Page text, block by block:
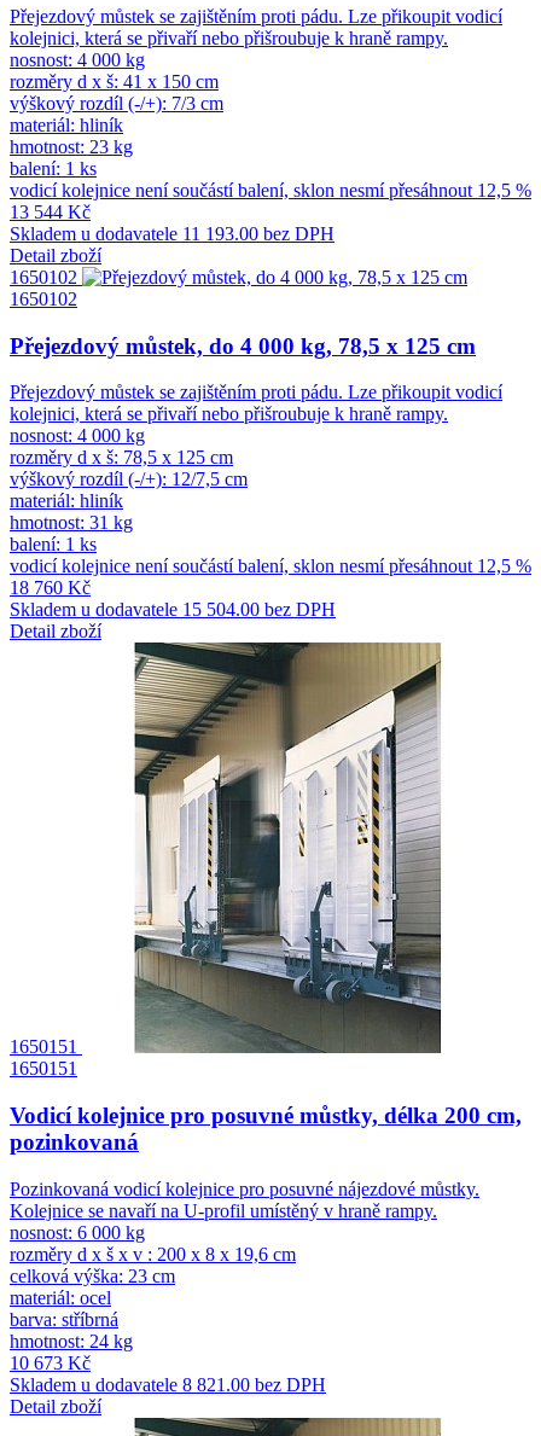
Přejezdový můstek se zajištěním proti pádu. Lze přikoupit vodicí
kolejnici, která se přivaří nebo přišroubuje k hraně rampy.
nosnost: 4 000 kg
rozměry d x š: 41 x 150 cm
výškový rozdíl (-/+): 7/3 cm
materiál: hliník
hmotnost: 23 kg
balení: 1 ks
vodicí kolejnice není součástí balení, sklon nesmí přesáhnout 12,5 %
13 544 Kč
Skladem u dodavatele 11 193.00 bez DPH
Detail zboží
1650102
1650102
Přejezdový můstek, do 4 000 kg, 78,5 x 125 cm
Přejezdový můstek se zajištěním proti pádu. Lze přikoupit vodicí
kolejnici, která se přivaří nebo přišroubuje k hraně rampy.
nosnost: 4 000 kg
rozměry d x š: 78,5 x 125 cm
výškový rozdíl (-/+): 12/7,5 cm
materiál: hliník
hmotnost: 31 kg
balení: 1 ks
vodicí kolejnice není součástí balení, sklon nesmí přesáhnout 12,5 %
18 760 Kč
Skladem u dodavatele 15 504.00 bez DPH
Detail zboží
1650151
1650151
Vodicí kolejnice pro posuvné můstky, délka 200 cm,
pozinkovaná
Pozinkovaná vodicí kolejnice pro posuvné nájezdové můstky.
Kolejnice se navaří na U-profil umístěný v hraně rampy.
nosnost: 6 000 kg
rozměry d x š x v : 200 x 8 x 19,6 cm
celková výška: 23 cm
materiál: ocel
barva: stříbrná
hmotnost: 24 kg
10 673 Kč
Skladem u dodavatele 8 821.00 bez DPH
Detail zboží